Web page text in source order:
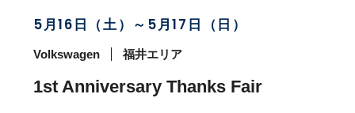
5月16日（土）～5月17日（日）
Volkswagen 福井エリア
1st Anniversary Thanks Fair